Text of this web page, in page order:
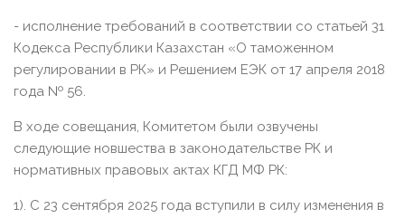
- исполнение требований в соответствии со статьей 31
Кодекса Республики Казахстан «О таможенном
регулировании в РК» и Решением ЕЭК от 17 апреля 2018
года № 56.
В ходе совещания, Комитетом были озвучены
следующие новшества в законодательстве РК и
нормативных правовых актах КГД МФ РК:
1). С 23 сентября 2025 года вступили в силу изменения в